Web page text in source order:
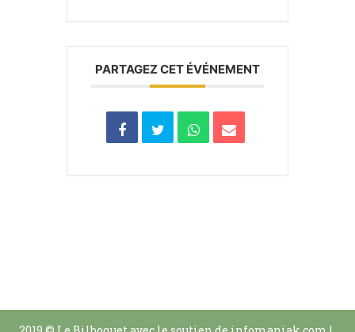
PARTAGEZ CET ÉVÉNEMENT